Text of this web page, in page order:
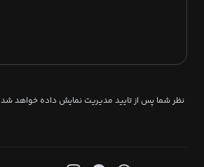
نظر شما پس از تایید مدیریت نمایش داده خواهد شد